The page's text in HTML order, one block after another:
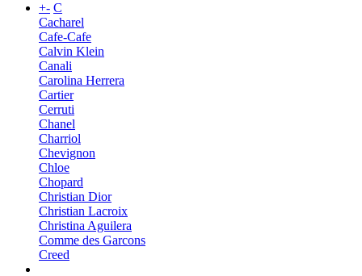
+- C
Cacharel
Cafe-Cafe
Calvin Klein
Canali
Carolina Herrera
Cartier
Cerruti
Chanel
Charriol
Chevignon
Chloe
Chopard
Christian Dior
Christian Lacroix
Christina Aguilera
Comme des Garcons
Creed